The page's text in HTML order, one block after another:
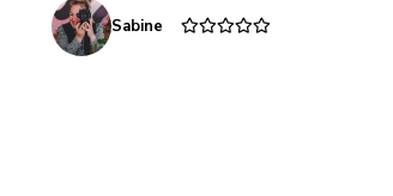
Sabine